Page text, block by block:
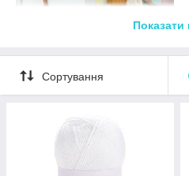
100% Акрил
Вага: 100 грам
Щільність в'язання спицями
Щільність в'язання гачком
УВАГА! Колір та відтінок на
Показати
Сортування